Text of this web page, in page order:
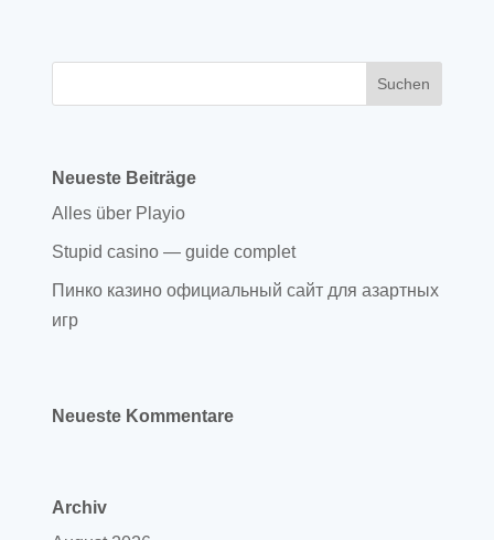
Neueste Beiträge
Alles über Playio
Stupid casino — guide complet
Пинко казино официальный сайт для азартных
игр
Neueste Kommentare
Archiv